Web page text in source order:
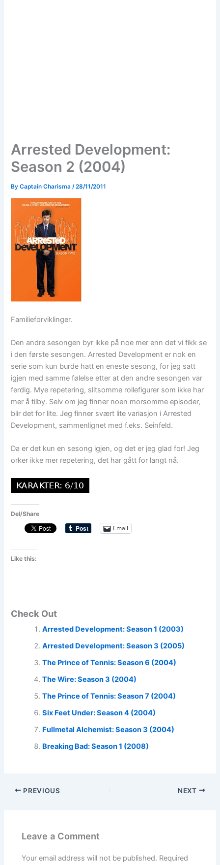
Arrested Development:
Season 2 (2004)
ByCaptain Charisma /28/11/2011
Familieforviklinger.
Den andre sesongen byr ikke på noe mer enn det vi fikk se
i den første sesongen. Arrested Development er nok en
serie som kun burde hatt en eneste sesong, for jeg satt
igjen med samme følelse etter at den andre sesongen var
ferdig. Mye repetering, slitsomme rollefigurer som ikke har
mer å tilby. Selv om jeg finner noen morsomme episoder,
blir det for lite. Jeg finner svært lite variasjon i Arrested
Development, sammenlignet med f.eks. Seinfeld.
Da er det kun en sesong igjen, og det er jeg glad for! Jeg
orker ikke mer repetering, det har gått for langt nå.
Del/Share
Email
Like this:
Check Out
Arrested Development: Season 1 (2003)
Arrested Development: Season 3 (2005)
The Prince of Tennis: Season 6 (2004)
The Wire: Season 3 (2004)
The Prince of Tennis: Season 7 (2004)
Six Feet Under: Season 4 (2004)
Fullmetal Alchemist: Season 3 (2004)
Breaking Bad: Season 1 (2008)
PREVIOUS NEXT
Leave a Comment
Your email address will not be published. Required